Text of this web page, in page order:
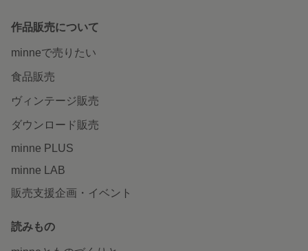
作品販売について
minneで売りたい
食品販売
ヴィンテージ販売
ダウンロード販売
minne PLUS
minne LAB
販売支援企画・イベント
読みもの